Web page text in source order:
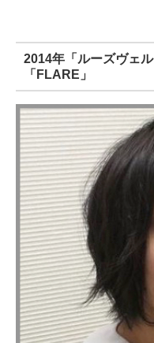
2014年「ルーズヴェ
「FLARE」